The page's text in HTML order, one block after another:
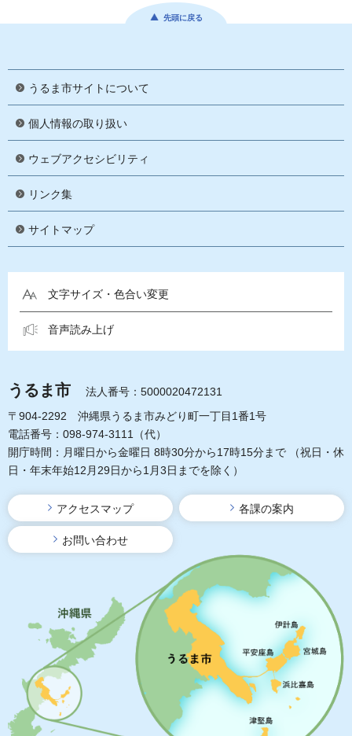
先頭に戻る
うるま市サイトについて
個人情報の取り扱い
ウェブアクセシビリティ
リンク集
サイトマップ
文字サイズ・色合い変更
音声読み上げ
うるま市
法人番号：5000020472131
〒904-2292 沖縄県うるま市みどり町一丁目1番1号
電話番号：098-974-3111（代）
開庁時間：月曜日から金曜日 8時30分から17時15分まで
（祝日・休
日・年末年始12月29日から1月3日までを除く）
アクセスマップ 各課の案内
お問い合わせ